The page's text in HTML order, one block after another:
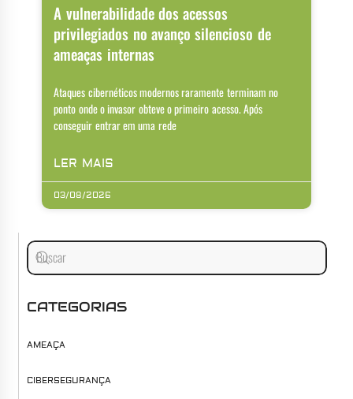
A vulnerabilidade dos acessos
privilegiados no avanço silencioso de
ameaças internas
Ataques cibernéticos modernos raramente terminam no
ponto onde o invasor obteve o primeiro acesso. Após
conseguir entrar em uma rede
LER MAIS
03/08/2026
CATEGORIAS
AMEAÇA
CIBERSEGURANÇA